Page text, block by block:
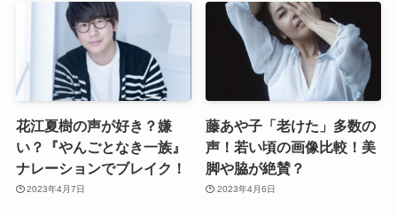
花江夏樹の声が好き？嫌
い？『やんごとなき一族』
ナレーションでブレイク！
2023年4月7日
藤あや子「老けた」多数の
声！若い頃の画像比較！美
脚や脇が絶賛？
2023年4月6日